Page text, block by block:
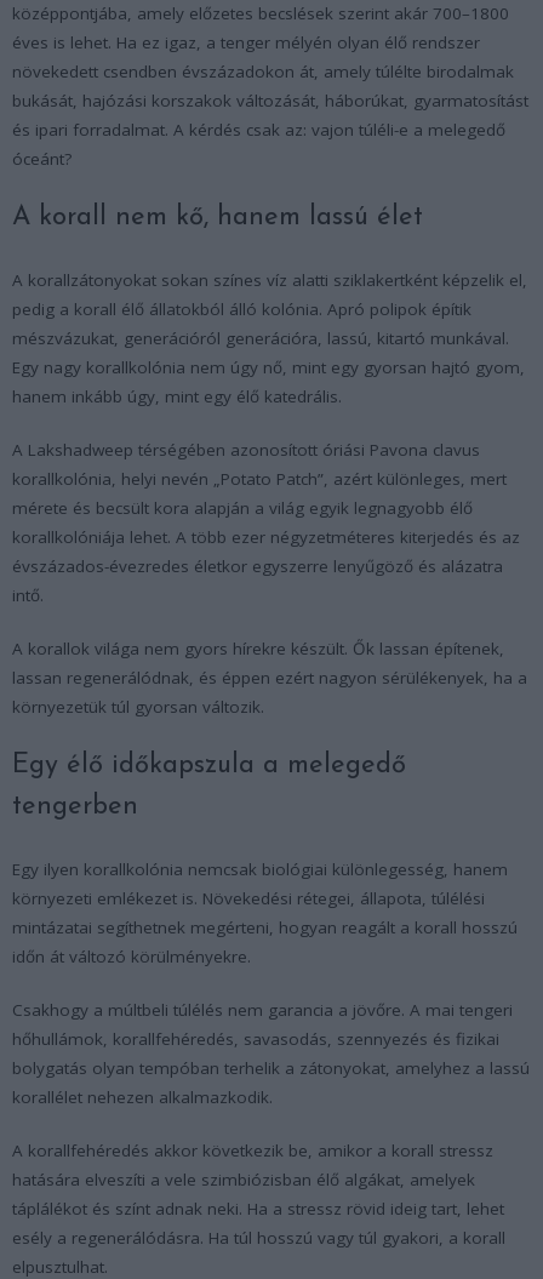
középpontjába, amely előzetes becslések szerint akár 700–1800
éves is lehet. Ha ez igaz, a tenger mélyén olyan élő rendszer
növekedett csendben évszázadokon át, amely túlélte birodalmak
bukását, hajózási korszakok változását, háborúkat, gyarmatosítást
és ipari forradalmat. A kérdés csak az: vajon túléli-e a melegedő
óceánt?
A korall nem kő, hanem lassú élet
A korallzátonyokat sokan színes víz alatti sziklakertként képzelik el,
pedig a korall élő állatokból álló kolónia. Apró polipok építik
mészvázukat, generációról generációra, lassú, kitartó munkával.
Egy nagy korallkolónia nem úgy nő, mint egy gyorsan hajtó gyom,
hanem inkább úgy, mint egy élő katedrális.
A Lakshadweep térségében azonosított óriási Pavona clavus
korallkolónia, helyi nevén „Potato Patch”, azért különleges, mert
mérete és becsült kora alapján a világ egyik legnagyobb élő
korallkolóniája lehet. A több ezer négyzetméteres kiterjedés és az
évszázados-évezredes életkor egyszerre lenyűgöző és alázatra
intő.
A korallok világa nem gyors hírekre készült. Ők lassan építenek,
lassan regenerálódnak, és éppen ezért nagyon sérülékenyek, ha a
környezetük túl gyorsan változik.
Egy élő időkapszula a melegedő
tengerben
Egy ilyen korallkolónia nemcsak biológiai különlegesség, hanem
környezeti emlékezet is. Növekedési rétegei, állapota, túlélési
mintázatai segíthetnek megérteni, hogyan reagált a korall hosszú
időn át változó körülményekre.
Csakhogy a múltbeli túlélés nem garancia a jövőre. A mai tengeri
hőhullámok, korallfehéredés, savasodás, szennyezés és fizikai
bolygatás olyan tempóban terhelik a zátonyokat, amelyhez a lassú
korallélet nehezen alkalmazkodik.
A korallfehéredés akkor következik be, amikor a korall stressz
hatására elveszíti a vele szimbiózisban élő algákat, amelyek
táplálékot és színt adnak neki. Ha a stressz rövid ideig tart, lehet
esély a regenerálódásra. Ha túl hosszú vagy túl gyakori, a korall
elpusztulhat.